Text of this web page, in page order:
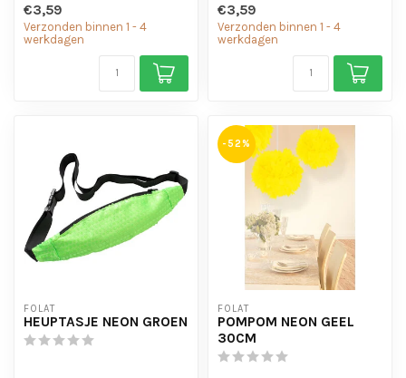
€3,59
Verzonden binnen 1 - 4
werkdagen
€3,59
Verzonden binnen 1 - 4
werkdagen
FOLAT
HEUPTASJE NEON GROEN
-52%
FOLAT
POMPOM NEON GEEL
30CM